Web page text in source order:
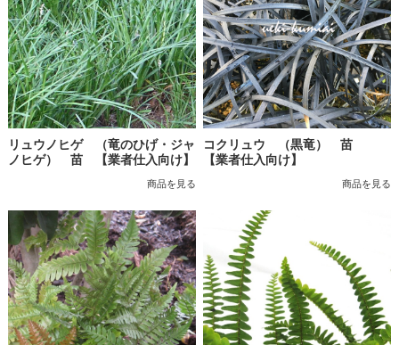
リュウノヒゲ （竜のひげ・ジャ
ノヒゲ） 苗 【業者仕入向け】
商品を見る
コクリュウ （黒竜） 苗
【業者仕入向け】
商品を見る